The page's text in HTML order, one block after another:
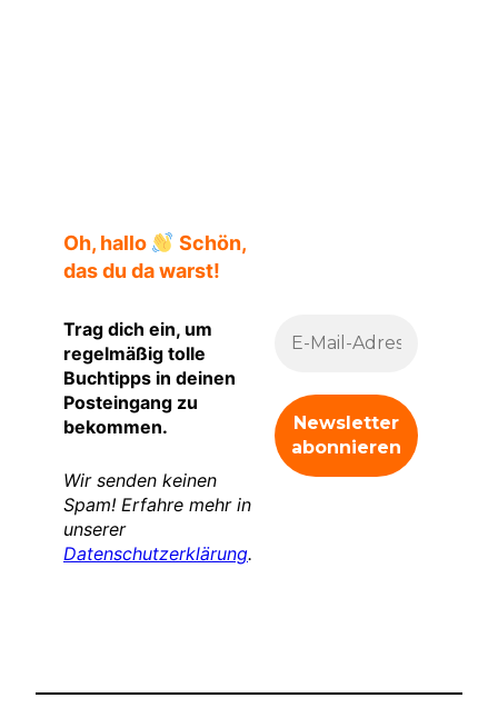
Oh, hallo
Schön,
das du da warst!
Trag dich ein, um
regelmäßig tolle
Buchtipps in deinen
Posteingang zu
bekommen.
Wir senden keinen
Spam! Erfahre mehr in
unserer
Datenschutzerklärung.